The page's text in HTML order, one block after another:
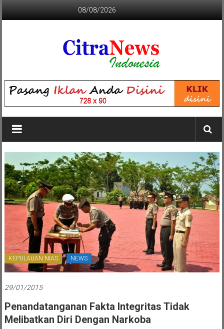
08/08/2026
CITRANEWS
INDONESIA
BERANI
DAN
KRISTIS
KEPULAUAN NIAS NEWS
29/01/2015
Penandatanganan Fakta Integritas Tidak
Melibatkan Diri Dengan Narkoba